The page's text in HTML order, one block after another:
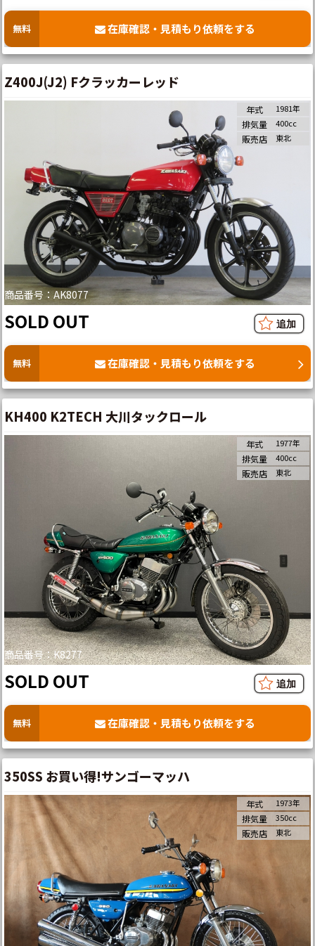
無料 在庫確認・見積もり依頼をする
Z400J(J2) Fクラッカーレッド
商品番号：AK8077
年式 1981年
排気量 400cc
販売店 東北
SOLD OUT
無料 在庫確認・見積もり依頼をする
KH400 K2TECH 大川タックロール
商品番号：K8277
年式 1977年
排気量 400cc
販売店 東北
SOLD OUT
無料 在庫確認・見積もり依頼をする
350SS お買い得!サンゴーマッハ
年式 1973年
排気量 350cc
販売店 東北